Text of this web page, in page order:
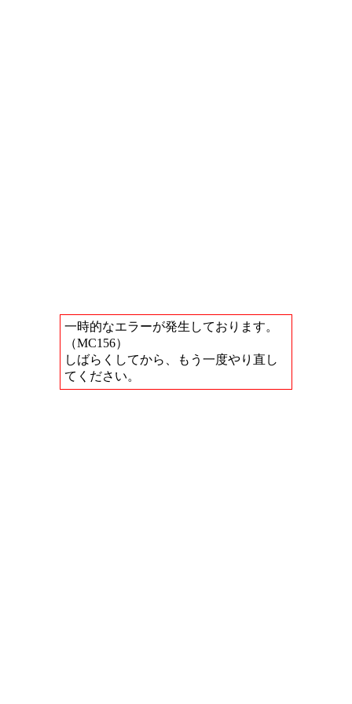
一時的なエラーが発生しております。
（MC156）
しばらくしてから、もう一度やり直し
てください。